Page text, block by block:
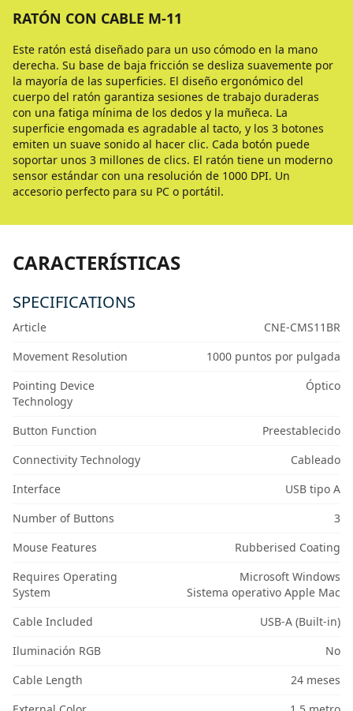
RATÓN CON CABLE M-11
Este ratón está diseñado para un uso cómodo en la mano
derecha. Su base de baja fricción se desliza suavemente por
la mayoría de las superficies. El diseño ergonómico del
cuerpo del ratón garantiza sesiones de trabajo duraderas
con una fatiga mínima de los dedos y la muñeca. La
superficie engomada es agradable al tacto, y los 3 botones
emiten un suave sonido al hacer clic. Cada botón puede
soportar unos 3 millones de clics. El ratón tiene un moderno
sensor estándar con una resolución de 1000 DPI. Un
accesorio perfecto para su PC o portátil.
CARACTERÍSTICAS
SPECIFICATIONS
Article
CNE-CMS11BR
Movement Resolution
1000 puntos por pulgada
Pointing Device
Technology
Óptico
Button Function
Preestablecido
Connectivity Technology
Cableado
Interface
USB tipo A
Number of Buttons
3
Mouse Features
Rubberised Coating
Requires Operating
System
Microsoft Windows
Sistema operativo Apple Mac
Cable Included
USB-A (Built-in)
Iluminación RGB
No
Cable Length
24 meses